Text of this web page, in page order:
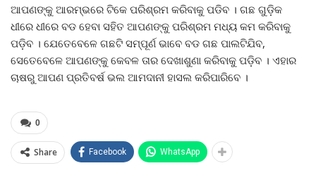
ଆପଣଙ୍କୁ ଆରମ୍ଭରେ ଟିକେ ପରିଶ୍ରମ କରିବାକୁ ପଡିବ । ଗଛ ଗୁଡ଼ିକ
ଧୀରେ ଧୀରେ ବଡ ହେବା ସହିତ ଆପଣଙ୍କୁ ପରିଶ୍ରମ ମଧ୍ୟ କମ କରିବାକୁ
ପଡ଼ିବ । ଯେତେବେଳେ ଗଛଟି ସମ୍ପୂର୍ଣ ଭାବେ ବଡ ଗଛ ପାଲଟିଯିବ,
ସେତେବେଳେ ଆପଣଙ୍କୁ କେବଳ ତାର ଦେଖାଶୁଣା କରିବାକୁ ପଡ଼ିବ । ଏହାର
ଚାଷରୁ ଆପଣ ପ୍ରତିବର୍ଷ ଭଲ ଆମଦାନୀ ହାସଲ କରିପାରିବେ ।
0
Share Facebook WhatsApp